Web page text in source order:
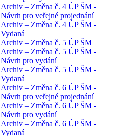
Archiv – Změna č. 4 ÚP ŠM -
Návrh pro veřejné projednání
Archiv – Změna č. 4 ÚP ŠM -
Vydaná
Archiv – Změna č. 5 ÚP ŠM
Archiv – Změna č. 5 ÚP ŠM -
Návrh pro vydání
Archiv – Změna č. 5 ÚP ŠM -
Vydaná
Archiv – Změna č. 6 ÚP ŠM -
Návrh pro veřejné projednání
Archiv – Změna č. 6 ÚP ŠM -
Návrh pro vydání
Archiv – Změna č. 6 ÚP ŠM -
Vydaná